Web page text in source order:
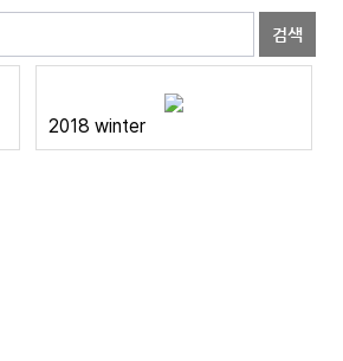
검색
2018 winter